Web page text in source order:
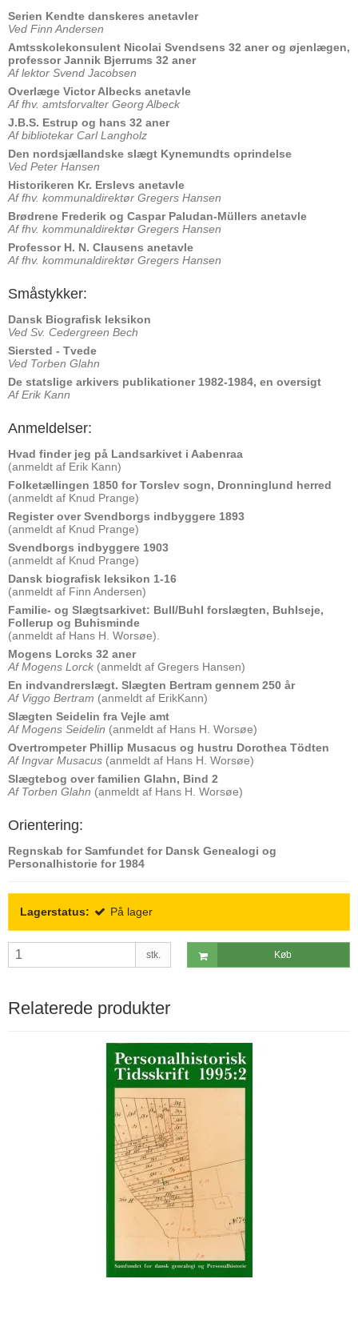
Serien Kendte danskeres anetavler
Ved Finn Andersen
Amtsskolekonsulent Nicolai Svendsens 32 aner og øjenlægen,
professor Jannik Bjerrums 32 aner
Af lektor Svend Jacobsen
Overlæge Victor Albecks anetavle
Af fhv. amtsforvalter Georg Albeck
J.B.S. Estrup og hans 32 aner
Af bibliotekar Carl Langholz
Den nordsjællandske slægt Kynemundts oprindelse
Ved Peter Hansen
Historikeren Kr. Erslevs anetavle
Af fhv. kommunaldirektør Gregers Hansen
Brødrene Frederik og Caspar Paludan-Müllers anetavle
Af fhv. kommunaldirektør Gregers Hansen
Professor H. N. Clausens anetavle
Af fhv. kommunaldirektør Gregers Hansen
Småstykker:
Dansk Biografisk leksikon
Ved Sv. Cedergreen Bech
Siersted - Tvede
Ved Torben Glahn
De statslige arkivers publikationer 1982-1984, en oversigt
Af Erik Kann
Anmeldelser:
Hvad finder jeg på Landsarkivet i Aabenraa
(anmeldt af Erik Kann)
Folketællingen 1850 for Torslev sogn, Dronninglund herred
(anmeldt af Knud Prange)
Register over Svendborgs indbyggere 1893
(anmeldt af Knud Prange)
Svendborgs indbyggere 1903
(anmeldt af Knud Prange)
Dansk biografisk leksikon 1-16
(anmeldt af Finn Andersen)
Familie- og Slægtsarkivet: Bull/Buhl forslægten, Buhlseje,
Follerup og Buhisminde
(anmeldt af Hans H. Worsøe).
Mogens Lorcks 32 aner
Af Mogens Lorck (anmeldt af Gregers Hansen)
En indvandrerslægt. Slægten Bertram gennem 250 år
Af Viggo Bertram (anmeldt af ErikKann)
Slægten Seidelin fra Vejle amt
Af Mogens Seidelin (anmeldt af Hans H. Worsøe)
Overtrompeter Phillip Musacus og hustru Dorothea Tödten
Af Ingvar Musacus (anmeldt af Hans H. Worsøe)
Slægtebog over familien Glahn, Bind 2
Af Torben Glahn (anmeldt af Hans H. Worsøe)
Orientering:
Regnskab for Samfundet for Dansk Genealogi og
Personalhistorie for 1984
Lagerstatus: På lager
stk. Køb
Relaterede produkter